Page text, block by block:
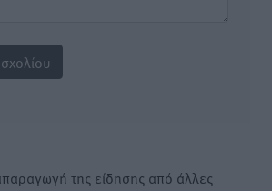
της είδησης από άλλες